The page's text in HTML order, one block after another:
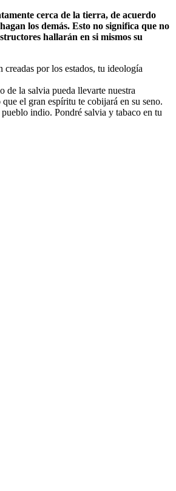
cerca de la tierra, de acuerdo
los demás. Esto no significa que no
hallarán en si mismos su
por los estados, tu ideología
de la salvia pueda llevarte nuestra
el gran espíritu te cobijará en su seno.
indio. Pondré salvia y tabaco en tu